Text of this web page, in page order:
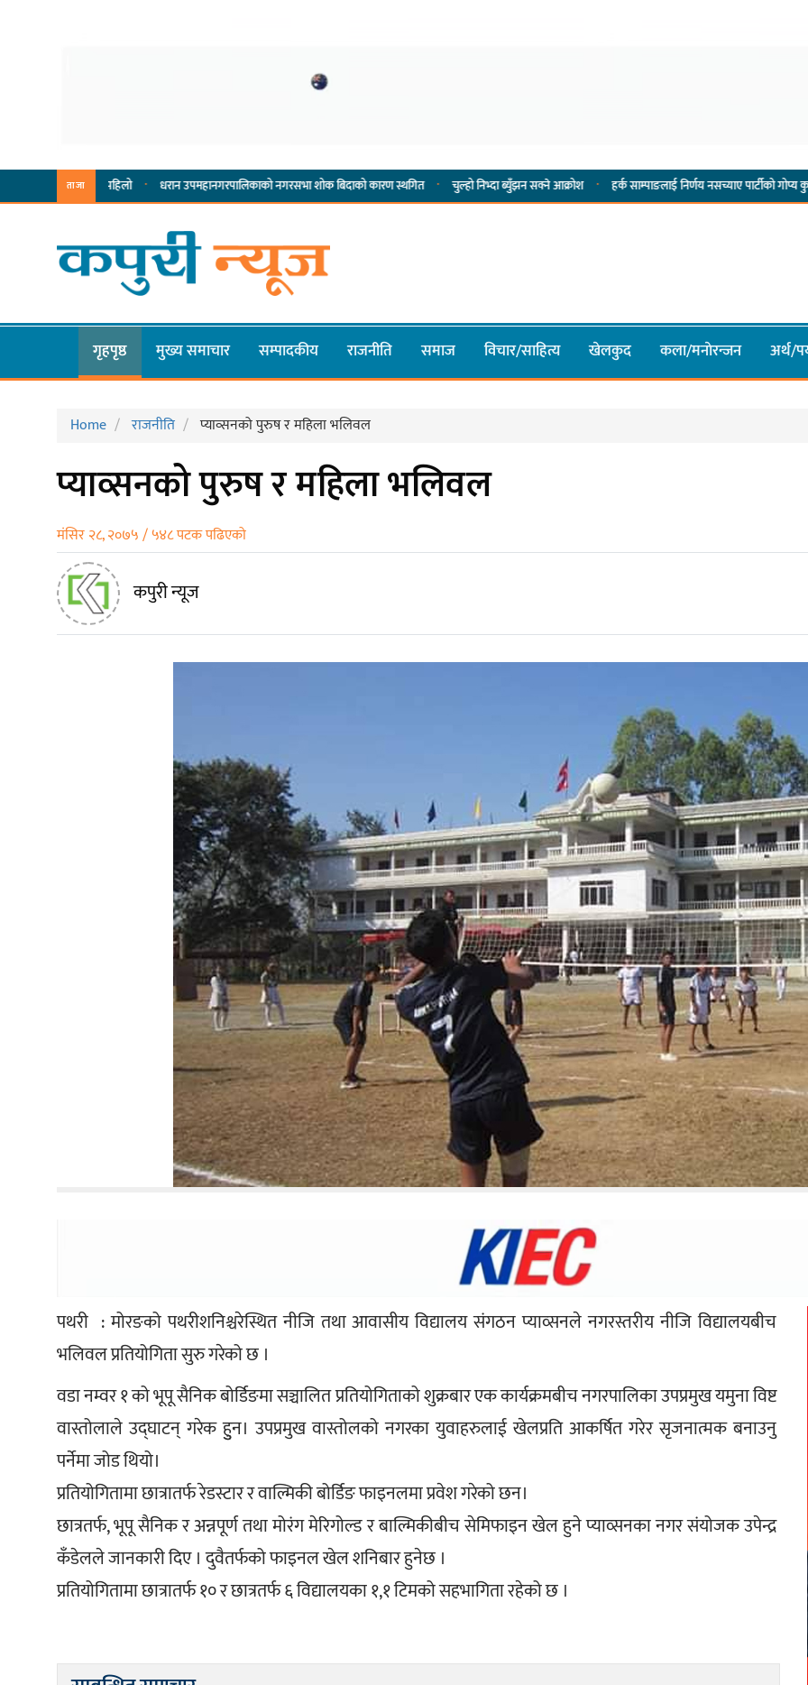
ताजा
· धरान उपमहानगरपालिकाको नगरसभा शोक बिदाको कारण स्थगित · चुल्हो निभ्दा ब्युँझन सक्ने आक्रोश · हर्क साम्पाङलाई निर्णय नसच्याए पार्टीको गोप्य कुरा सार्वजनिक
गृहपृष्ठ मुख्य समाचार सम्पादकीय राजनीति समाज विचार/साहित्य खेलकुद कला/मनाेरन्जन अर्थ/
Home राजनीति प्याव्सनको पुरुष र महिला भलिवल
प्याव्सनको पुरुष र महिला भलिवल
मंसिर २८, २०७५ / ५४८ पटक पढिएको
कपुरी न्यूज
पथरी  : मोरङको पथरीशनिश्चरेस्थित नीजि तथा आवासीय विद्यालय संगठन प्याव्सनले नगरस्तरीय नीजि विद्यालयबीच
भलिवल प्रतियोगिता सुरु गरेको छ ।
वडा नम्वर १ को भूपू सैनिक बोर्डिङमा सञ्चालित प्रतियोगिताको शुक्रबार एक कार्यक्रमबीच नगरपालिका उपप्रमुख यमुना विष्ट
वास्तोलाले उद्घाटन् गरेक हुुन। उपप्रमुख वास्तोलको नगरका युवाहरुलाई खेलप्रति आकर्षित गरेर सृजनात्मक बनाउनु
पर्नेमा जोड थियो।
प्रतियोगितामा छात्रातर्फ रेडस्टार र वाल्मिकी बोर्डिङ फाइनलमा प्रवेश गरेको छन।
छात्रतर्फ, भूपू सैनिक र अन्नपूर्ण तथा मोरंग मेरिगोल्ड र बाल्मिकीबीच सेमिफाइन खेल हुने प्याव्सनका नगर संयोजक उपेन्द्र
कँडेलले जानकारी दिए । दुवैतर्फको फाइनल खेल शनिबार हुनेछ ।
प्रतियोगितामा छात्रातर्फ १० र छात्रतर्फ ६ विद्यालयका १,१ टिमको सहभागिता रहेको छ ।